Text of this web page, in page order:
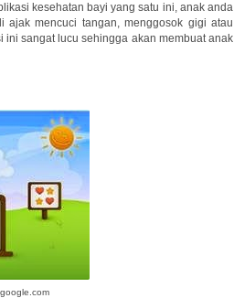
kesehatan bayi yang satu ini, anak anda
mencuci tangan, menggosok gigi atau
sangat lucu sehingga akan membuat anak